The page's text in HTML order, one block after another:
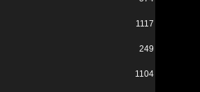
1117
249
1104